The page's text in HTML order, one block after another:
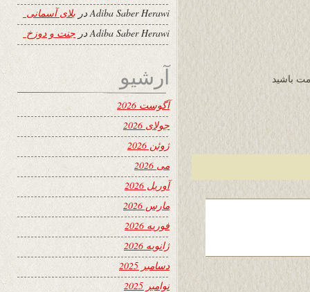
باشيد
Adiba Saber Herawiدر بلای آسمانی
Adiba Saber Herawiدر جنت و دوزخ
آرشیو
آگوست 2026
جولای 2026
ژوئن 2026
می 2026
آوریل 2026
مارس 2026
فوریه 2026
ژانویه 2026
دسامبر 2025
نوامبر 2025